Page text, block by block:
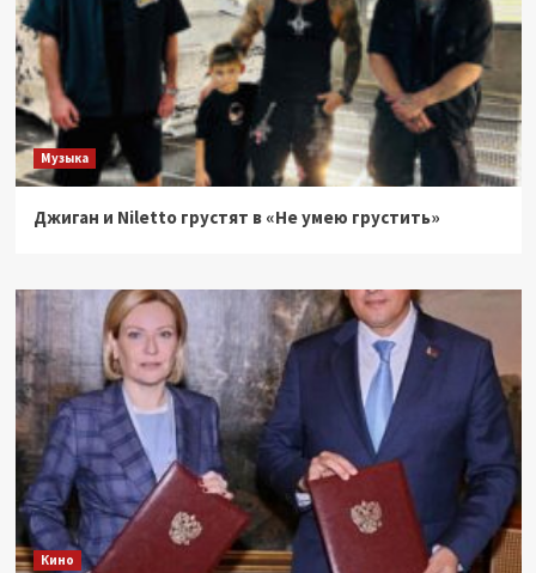
Музыка
Джиган и Niletto грустят в «Не умею грустить»
Кино